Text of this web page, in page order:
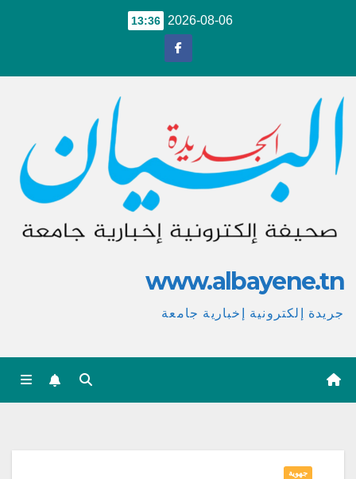
2026-08-06
13:36
www.albayene.tn
جريدة إلكترونية إخبارية جامعة
جهوية